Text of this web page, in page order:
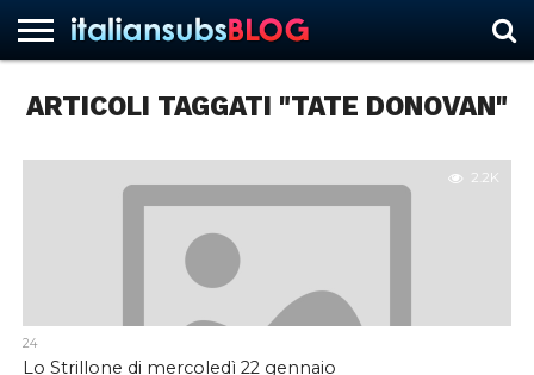
NEWS
ASCOLTI
RECENSIONI
INTERVISTE
CURIOSITÀ
CHI
CONTATTACI
FORUM
ITALIANSUBS
ARTICOLI TAGGATI "TATE DONOVAN"
2.2K
24
Lo Strillone di mercoledì 22 gennaio